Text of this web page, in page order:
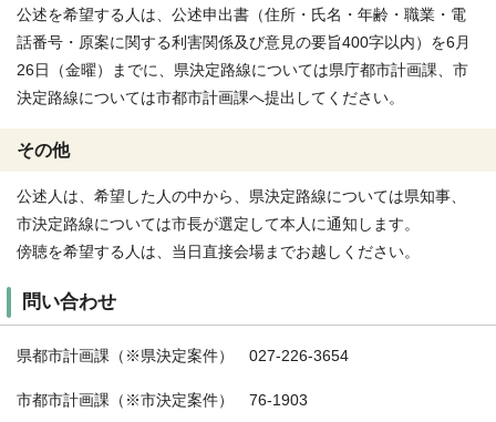
公述を希望する人は、公述申出書（住所・氏名・年齢・職業・電
話番号・原案に関する利害関係及び意見の要旨400字以内）を6月
26日（金曜）までに、県決定路線については県庁都市計画課、市
決定路線については市都市計画課へ提出してください。
その他
公述人は、希望した人の中から、県決定路線については県知事、
市決定路線については市長が選定して本人に通知します。
傍聴を希望する人は、当日直接会場までお越しください。
問い合わせ
県都市計画課（※県決定案件） 027-226-3654
市都市計画課（※市決定案件） 76-1903